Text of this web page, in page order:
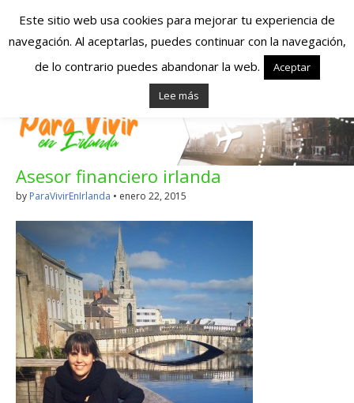
Españoles en
Irlanda – Vivir en
Irlanda – Trabajo
en Irlanda –
Alojamiento en
Irlanda
Blog dedicado a los que viven, estudian y trabajan en
Irlanda!
Asesor financiero irlanda
by ParaVivirEnIrlanda • enero 22, 2015
Este sitio web usa cookies para mejorar tu experiencia de
navegación. Al aceptarlas, puedes continuar con la navegación,
de lo contrario puedes abandonar la web.
Aceptar
Lee más